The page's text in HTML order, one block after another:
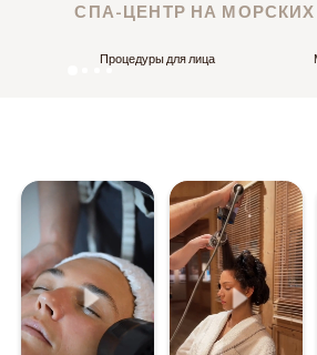
СПА-ЦЕНТР НА
Процедуры для лица